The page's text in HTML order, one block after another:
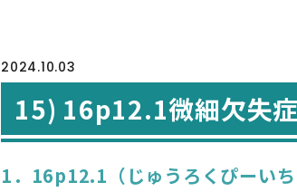
2024.10.03
15) 16p12.1微細欠失
1．16p12.1（じゅうろくぴーい